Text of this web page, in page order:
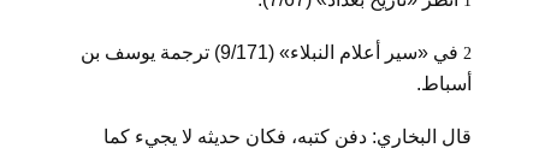
2
في «سير أعلام النبلاء» (9/171) ترجمة يوسف بن
أسباط.
قال البخاري: دفن كتبه، فكان حديثه لا يجيء كما